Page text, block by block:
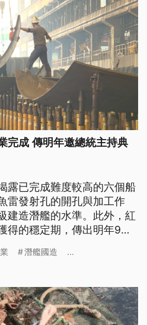
完成 傳明年邀總統主持典
露已完成難度較高的六個船
雷發射孔的開孔與加工作
建造潛艦的水準。此外，紅
得的穩定期，傳出明年9月
潛艦國造 ...